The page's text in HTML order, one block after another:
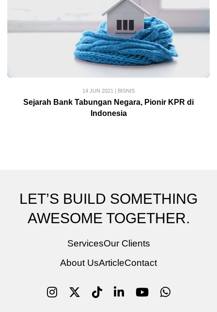
14 JUN 2021 | BISNIS
Sejarah Bank Tabungan Negara, Pionir KPR di
Indonesia
LET’S BUILD SOMETHING
AWESOME TOGETHER.
ServicesOur Clients
About UsArticleContact